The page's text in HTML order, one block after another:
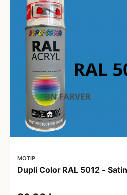
MOTIP
Dupli Color RAL 5012 - Satin